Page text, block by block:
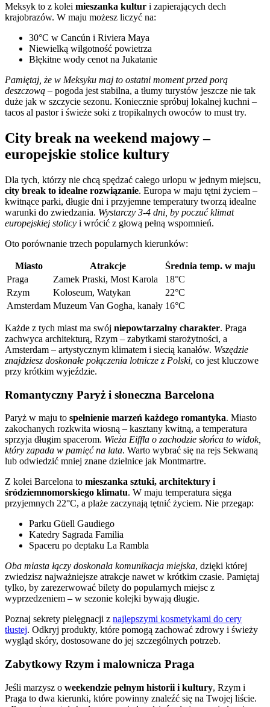
Meksyk to z kolei mieszanka kultur i zapierających dech
krajobrazów. W maju możesz liczyć na:
30°C w Cancún i Riviera Maya
Niewielką wilgotność powietrza
Błękitne wody cenot na Jukatanie
Pamiętaj, że w Meksyku maj to ostatni moment przed porą
deszczową – pogoda jest stabilna, a tłumy turystów jeszcze nie tak
duże jak w szczycie sezonu. Koniecznie spróbuj lokalnej kuchni –
tacos al pastor i świeże soki z tropikalnych owoców to must try.
City break na weekend majowy –
europejskie stolice kultury
Dla tych, którzy nie chcą spędzać całego urlopu w jednym miejscu,
city break to idealne rozwiązanie. Europa w maju tętni życiem –
kwitnące parki, długie dni i przyjemne temperatury tworzą idealne
warunki do zwiedzania. Wystarczy 3-4 dni, by poczuć klimat
europejskiej stolicy i wrócić z głową pełną wspomnień.
Oto porównanie trzech popularnych kierunków:
Miasto Atrakcje
Średnia temp. w maju
Praga
Zamek Praski, Most Karola
18°C
Rzym
Koloseum, Watykan
22°C
Amsterdam Muzeum Van Gogha, kanały 16°C
Każde z tych miast ma swój niepowtarzalny charakter. Praga
zachwyca architekturą, Rzym – zabytkami starożytności, a
Amsterdam – artystycznym klimatem i siecią kanałów. Wszędzie
znajdziesz doskonałe połączenia lotnicze z Polski, co jest kluczowe
przy krótkim wyjeździe.
Romantyczny Paryż i słoneczna Barcelona
Paryż w maju to spełnienie marzeń każdego romantyka. Miasto
zakochanych rozkwita wiosną – kasztany kwitną, a temperatura
sprzyja długim spacerom. Wieża Eiffla o zachodzie słońca to widok,
który zapada w pamięć na lata. Warto wybrać się na rejs Sekwaną
lub odwiedzić mniej znane dzielnice jak Montmartre.
Z kolei Barcelona to mieszanka sztuki, architektury i
śródziemnomorskiego klimatu. W maju temperatura sięga
przyjemnych 22°C, a plaże zaczynają tętnić życiem. Nie przegap:
Parku Güell Gaudiego
Katedry Sagrada Familia
Spaceru po deptaku La Rambla
Oba miasta łączy doskonała komunikacja miejska, dzięki której
zwiedzisz najważniejsze atrakcje nawet w krótkim czasie. Pamiętaj
tylko, by zarezerwować bilety do popularnych miejsc z
wyprzedzeniem – w sezonie kolejki bywają długie.
Poznaj sekrety pielęgnacji z najlepszymi kosmetykami do cery
tłustej. Odkryj produkty, które pomogą zachować zdrowy i świeży
wygląd skóry, dostosowane do jej szczególnych potrzeb.
Zabytkowy Rzym i malownicza Praga
Jeśli marzysz o weekendzie pełnym historii i kultury, Rzym i
Praga to dwa kierunki, które powinny znaleźć się na Twojej liście.